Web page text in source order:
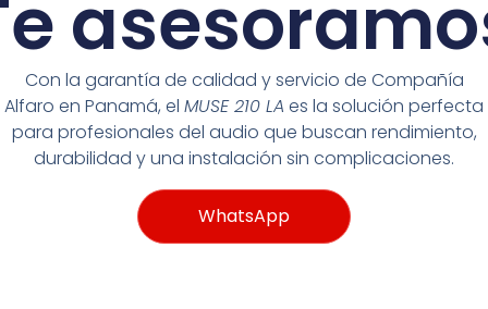
Con la garantía de calidad y servicio de Compañía
Alfaro en Panamá, el MUSE 210 LA es la solución perfecta
para profesionales del audio que buscan rendimiento,
durabilidad y una instalación sin complicaciones.
WhatsApp